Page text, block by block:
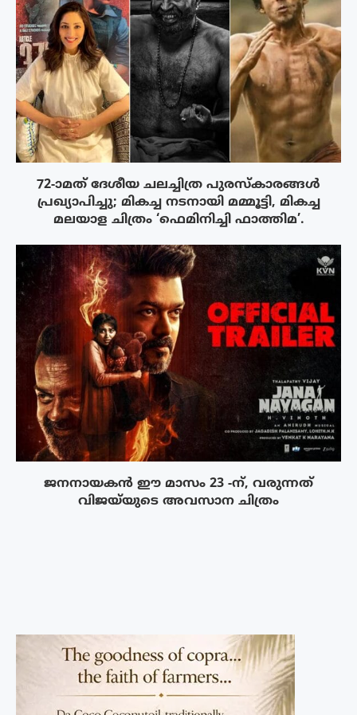
72-ാമത് ദേശീയ ചലച്ചിത്ര പുരസ്‌കാരങ്ങള്‍
പ്രഖ്യാപിച്ചു; മികച്ച നടനായി മമ്മൂട്ടി, മികച്ച
മലയാള ചിത്രം ‘ഫെമിനിച്ചി ഫാത്തിമ’.
ജനനായകൻ ഈ മാസം 23 -ന്, വരുന്നത്
വിജയ്‌യുടെ അവസാന ചിത്രം